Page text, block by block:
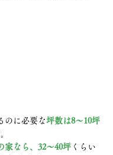
のに必要な坪数は8～10坪
家なら、32～40坪 くらい